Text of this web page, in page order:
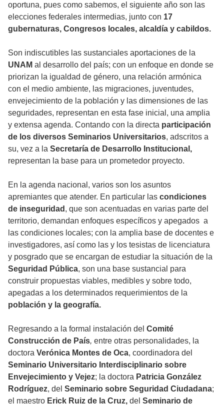
oportuna, pues como sabemos, el siguiente año son las
elecciones federales intermedias, junto con 17
gubernaturas, Congresos locales, alcaldía y cabildos.
Son indiscutibles las sustanciales aportaciones de la
UNAM al desarrollo del país; con un enfoque en donde se
priorizan la igualdad de género, una relación armónica
con el medio ambiente, las migraciones, juventudes,
envejecimiento de la población y las dimensiones de las
seguridades, representan en esta fase inicial, una amplia
y extensa agenda. Contando con la directa participación
de los diversos Seminarios Universitarios, adscritos a
su, vez a la Secretaría de Desarrollo Institucional,
representan la base para un prometedor proyecto.
En la agenda nacional, varios son los asuntos
apremiantes que atender. En particular las condiciones
de inseguridad , que son acentuadas en varias parte del
territorio, demandan enfoques específicos y apegados a
las condiciones locales; con la amplia base de docentes e
investigadores, así como las y los tesistas de licenciatura
y posgrado que se encargan de estudiar la situación de la
Seguridad Pública, son una base sustancial para
construir propuestas viables, medibles y sobre todo,
apegadas a los determinados requerimientos de la
población y la geografía.
Regresando a la formal instalación del Comité
Construcción de País, entre otras personalidades, la
doctora Verónica Montes de Oca, coordinadora del
Seminario Universitario Interdisciplinario sobre
Envejecimiento y Vejez; la doctora Patricia González
Rodríguez, del Seminario sobre Seguridad Ciudadana;
el maestro Erick Ruiz de la Cruz, del Seminario de